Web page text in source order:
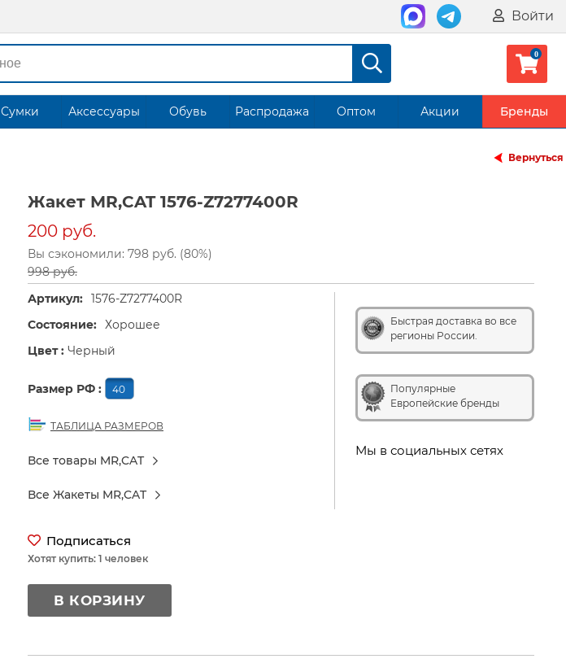
Войти
Сумки Аксессуары Обувь Распродажа Оптом Акции Бренды
Вернуться
Жакет MR,CAT 1576-Z7277400R
200 руб.
Вы сэкономили: 798 руб. (80%)
998 руб.
Быстрая доставка во все
регионы России.
Популярные
Европейские бренды
Мы в социальных сетях
Артикул: 1576-Z7277400R
Состояние: Хорошее
Цвет : Черный
Размер РФ : 40
ТАБЛИЦА РАЗМЕРОВ
Все товары MR,CAT
Все Жакеты MR,CAT
Подписаться
Хотят купить: 1 человек
В КОРЗИНУ